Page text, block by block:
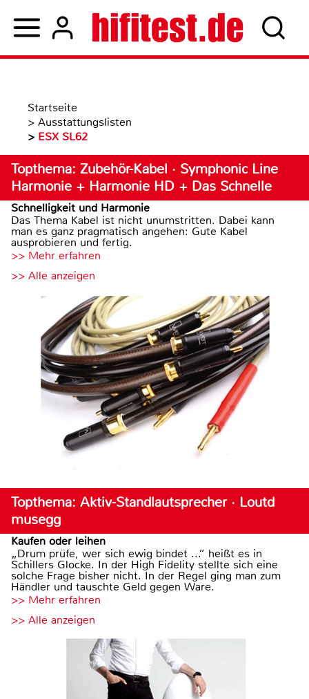
Startseite
> Ausstattungslisten
> ESX SL62
Topthema: Zubehör-Kabel · Symphonic Line
Harmonie + Harmonie HD + Das Schnelle
Schnelligkeit und Harmonie
Das Thema Kabel ist nicht unumstritten. Dabei kann
man es ganz pragmatisch angehen: Gute Kabel
ausprobieren und fertig.
>> Mehr erfahren
>> Alle anzeigen
Topthema: Aktiv-Standlautsprecher · Loutd
musegg
Kaufen oder leihen
„Drum prüfe, wer sich ewig bindet ...“ heißt es in
Schillers Glocke. In der High Fidelity stellte sich eine
solche Frage bisher nicht. In der Regel ging man zum
Händler und tauschte Geld gegen Ware.
>> Mehr erfahren
>> Alle anzeigen